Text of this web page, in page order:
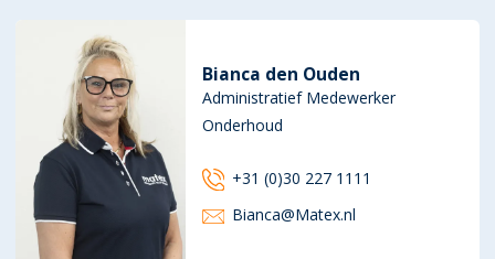
Bianca den Ouden
Administratief Medewerker
Onderhoud
+31 (0)30 227 1111
Bianca@Matex.nl